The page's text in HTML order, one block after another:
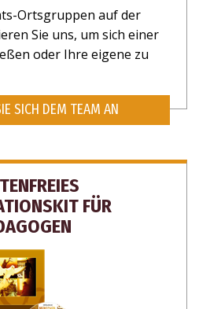
Ortsgruppen auf der
Sie uns, um sich einer
oder Ihre eigene zu
SICH DEM TEAM AN
FÜR